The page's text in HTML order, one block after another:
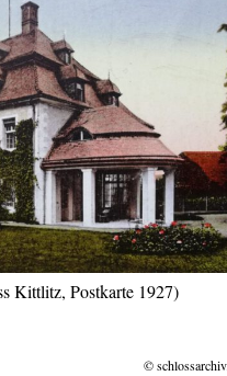
Kittlitz, Postkarte 1927)
©